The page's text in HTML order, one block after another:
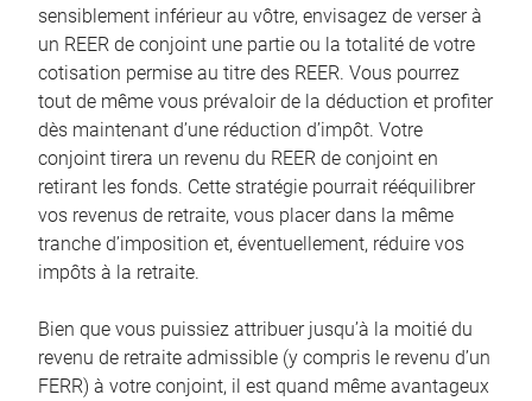
sensiblement inférieur au vôtre, envisagez de verser à
un REER de conjoint une partie ou la totalité de votre
cotisation permise au titre des REER. Vous pourrez
tout de même vous prévaloir de la déduction et profiter
dès maintenant d’une réduction d’impôt. Votre
conjoint tirera un revenu du REER de conjoint en
retirant les fonds. Cette stratégie pourrait rééquilibrer
vos revenus de retraite, vous placer dans la même
tranche d’imposition et, éventuellement, réduire vos
impôts à la retraite.
Bien que vous puissiez attribuer jusqu’à la moitié du
revenu de retraite admissible (y compris le revenu d’un
FERR) à votre conjoint, il est quand même avantageux